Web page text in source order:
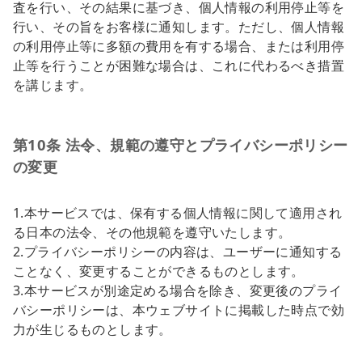
査を行い、その結果に基づき、個人情報の利用停止等を
行い、その旨をお客様に通知します。ただし、個人情報
の利用停止等に多額の費用を有する場合、または利用停
止等を行うことが困難な場合は、これに代わるべき措置
を講じます。
第10条 法令、規範の遵守とプライバシーポリシー
の変更
1.本サービスでは、保有する個人情報に関して適用され
る日本の法令、その他規範を遵守いたします。
2.プライバシーポリシーの内容は、ユーザーに通知する
ことなく、変更することができるものとします。
3.本サービスが別途定める場合を除き、変更後のプライ
バシーポリシーは、本ウェブサイトに掲載した時点で効
力が生じるものとします。